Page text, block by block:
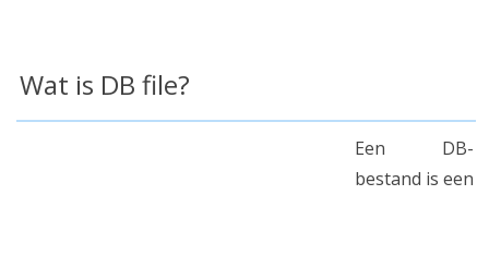
Wat is DB file?
Een DB-
bestand is een